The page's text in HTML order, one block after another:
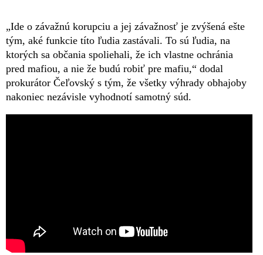
„Ide o závažnú korupciu a jej závažnosť je zvýšená ešte
tým, aké funkcie títo ľudia zastávali. To sú ľudia, na
ktorých sa občania spoliehali, že ich vlastne ochránia
pred mafiou, a nie že budú robiť pre mafiu,“ dodal
prokurátor Čeľovský s tým, že všetky výhrady obhajoby
nakoniec nezávisle vyhodnotí samotný súd.